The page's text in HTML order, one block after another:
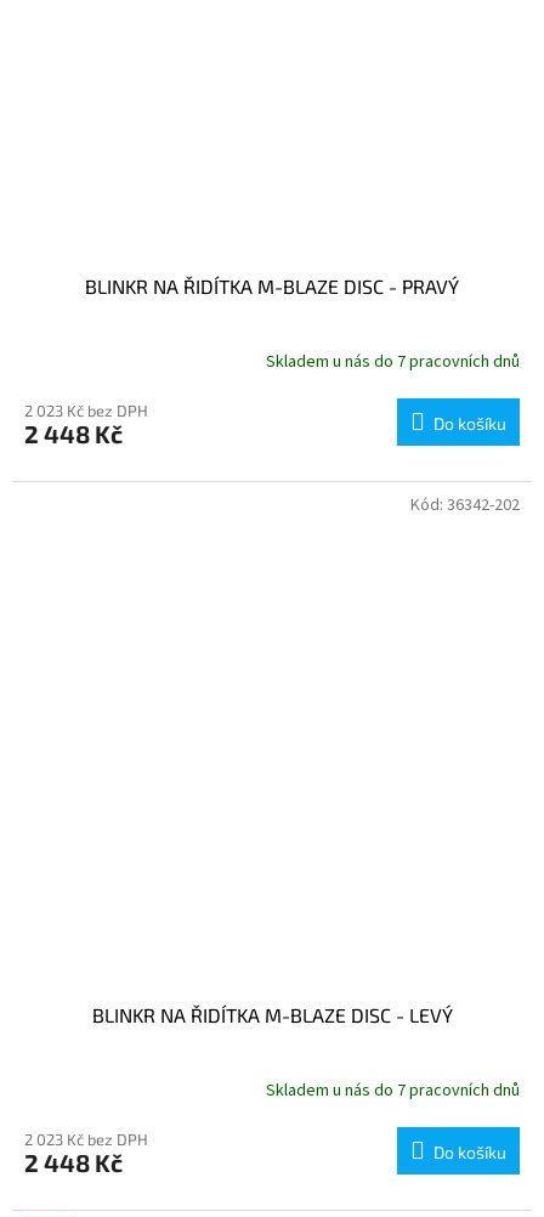
BLINKR NA ŘIDÍTKA M-BLAZE DISC - PRAVÝ
Skladem u nás do 7 pracovních dnů
2 023 Kč bez DPH
2 448 Kč Do košíku
BLINKR NA ŘIDÍTKA M-BLAZE DISC - LEVÝ
Skladem u nás do 7 pracovních dnů
2 023 Kč bez DPH
2 448 Kč Do košíku
Kód: 36342-202